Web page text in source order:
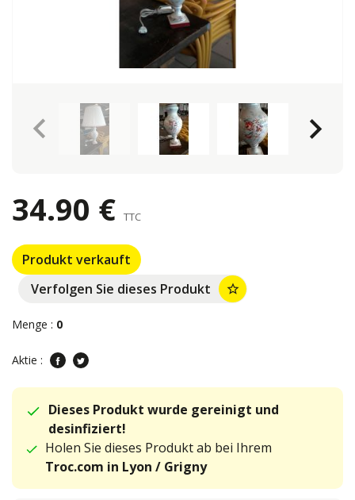
keyboard_arrow_left keyboard_arrow_right
34.90 € TTC
Produkt verkauft
Verfolgen Sie dieses Produkt
star_border
Menge : 0
Aktie :
Dieses Produkt wurde gereinigt und
desinfiziert!
Holen Sie dieses Produkt ab bei Ihrem
Troc.com in Lyon / Grigny